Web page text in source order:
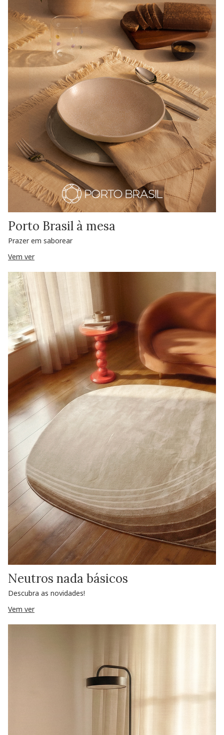
Porto Brasil à mesa
Prazer em saborear
Vem ver
Neutros nada básicos
Descubra as novidades!
Vem ver